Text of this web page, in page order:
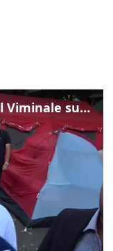
Gualtieri: "Responsabilità del Viminale su Spin Time? La posizione dei partiti è nota"